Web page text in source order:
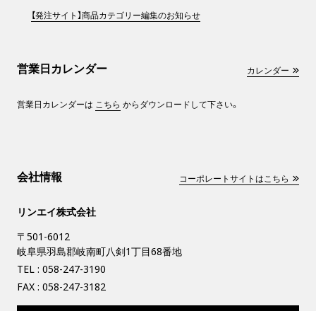
【発注サイト】商品カテゴリー編集のお知らせ
営業日カレンダー カレンダー
営業日カレンダーは こちら からダウンロードして下さい。
会社情報 コーポレートサイトはこちら
リンエイ株式会社
〒501-6012
岐阜県羽島郡岐南町八剣1丁目68番地
TEL : 058-247-3190
FAX : 058-247-3182